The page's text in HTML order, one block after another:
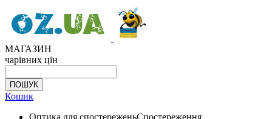
МАГАЗИН
чарівних цін
Кошик
Оптика для спостереженьСпостереження